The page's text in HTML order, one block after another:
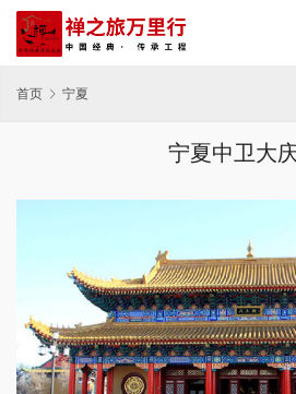
首页 宁夏
宁夏中卫大